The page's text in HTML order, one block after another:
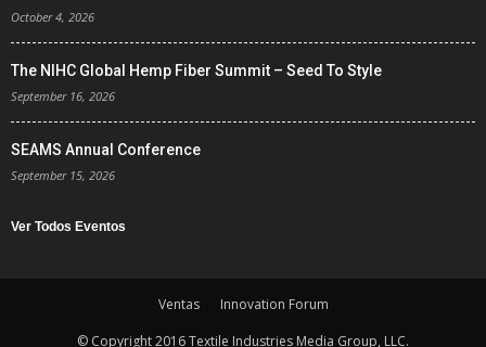
October 4, 2026
The NIHC Global Hemp Fiber Summit – Seed To Style
September 16, 2026
SEAMS Annual Conference
September 15, 2026
Ver Todos Eventos
Ventas
Innovation Forum
© Copyright 2016 Textile Industries Media Group, LLC.